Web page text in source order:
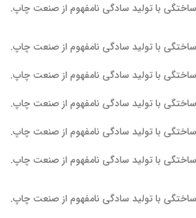
با تولید سادگی نامفهوم از صنعت چاپ.
با تولید سادگی نامفهوم از صنعت چاپ.
با تولید سادگی نامفهوم از صنعت چاپ.
با تولید سادگی نامفهوم از صنعت چاپ.
با تولید سادگی نامفهوم از صنعت چاپ.
با تولید سادگی نامفهوم از صنعت چاپ.
با تولید سادگی نامفهوم از صنعت چاپ.